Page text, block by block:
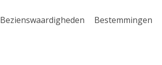
Bezienswaardigheden Bestemmingen